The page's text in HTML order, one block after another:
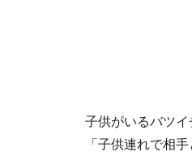
子供がいるバツイ
「子供連れで相